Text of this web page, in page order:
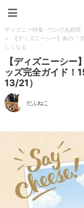
ディズニー特集 -ウレぴあ総研
>
【ディズニーシー】春の「
しくなる
【ディズニーシ
ッズ完全ガイド！
13/21）
だふねこ